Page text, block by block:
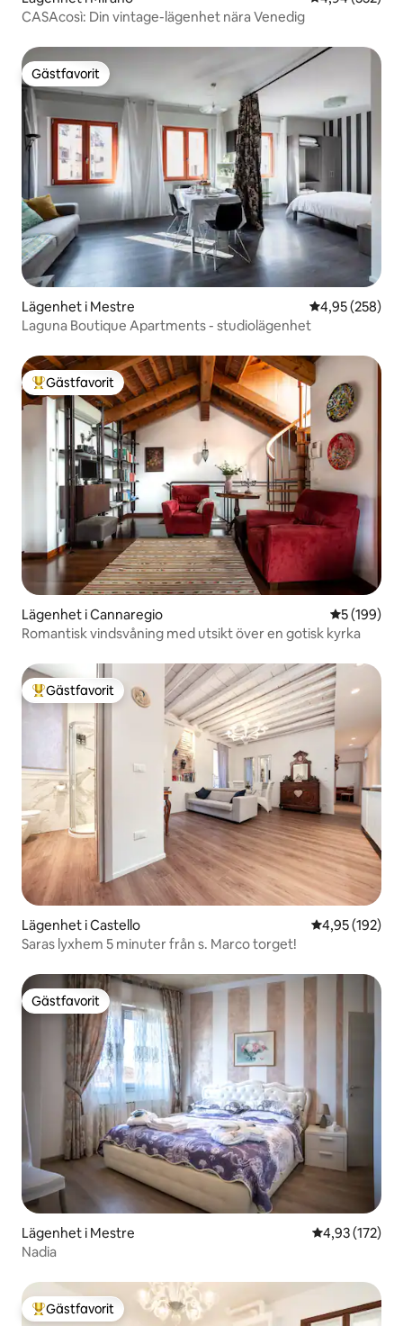
CASAcosì: Din vintage-lägenhet nära Venedig
Gästfavorit
Gästfavorit
Lägenhet i Mestre 4,95 av 5 i
4,95 (258)
Laguna Boutique Apartments - studiolägenhet
Populär gästfavorit
Gästfavorit
Lägenhet i Cannaregio 5 av 5 i
5 (199)
Romantisk vindsvåning med utsikt över en gotisk kyrka
Populär gästfavorit
Gästfavorit
Lägenhet i Castello 4,95 av 5 i
4,95 (192)
Saras lyxhem 5 minuter från s. Marco torget!
Gästfavorit
Gästfavorit
Lägenhet i Mestre 4,93 av 5 i
4,93 (172)
Nadia
Populär gästfavorit
Gästfavorit